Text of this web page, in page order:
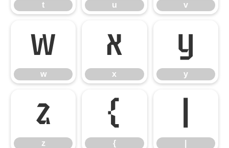
t u v
w
w
x
x
y
y
z
z
{
{
|